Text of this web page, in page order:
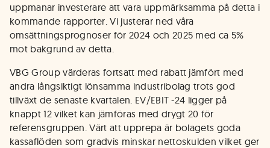
uppmanar investerare att vara uppmärksamma på detta i
kommande rapporter. Vi justerar ned våra
omsättningsprognoser för 2024 och 2025 med ca 5%
mot bakgrund av detta.
VBG Group värderas fortsatt med rabatt jämfört med
andra långsiktigt lönsamma industribolag trots god
tillväxt de senaste kvartalen. EV/EBIT -24 ligger på
knappt 12 vilket kan jämföras med drygt 20 för
referensgruppen. Värt att upprepa är bolagets goda
kassaflöden som gradvis minskar nettoskulden vilket ger